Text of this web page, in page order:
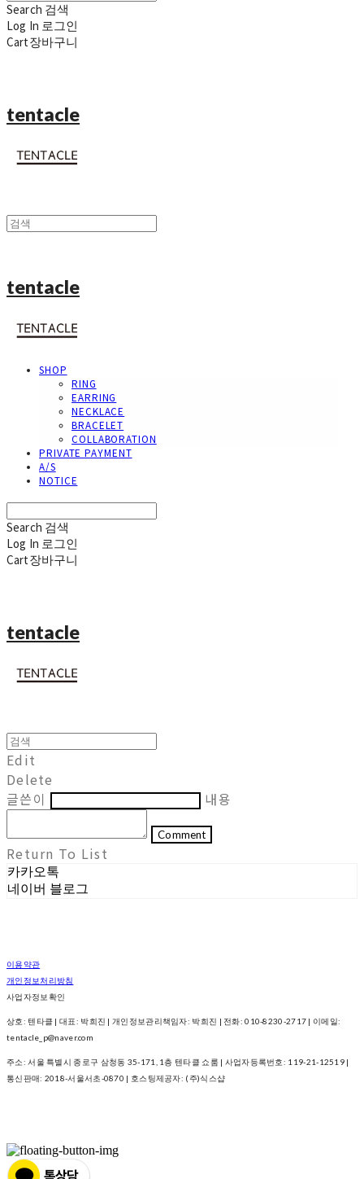
Search 검색
Log In 로그인
Cart장바구니
tentacle
tentacle
SHOP
RING
EARRING
NECKLACE
BRACELET
COLLABORATION
PRIVATE PAYMENT
A/S
NOTICE
Search 검색
Log In 로그인
Cart장바구니
tentacle
Edit
Delete
글쓴이
내용
Comment
Return To List
카카오톡
네이버 블로그
이용약관
개인정보처리방침
사업자정보확인
상호: 텐타클 | 대표: 박희진 | 개인정보관리책임자: 박희진 | 전화: 010-8230-2717 | 이메일:
tentacle_p@naver.com
주소: 서울 특별시 종로구 삼청동 35-171, 1층 텐타클 쇼룸 | 사업자등록번호: 119-21-12519 |
통신판매: 2018-서울서초-0870 | 호스팅제공자: (주)식스샵